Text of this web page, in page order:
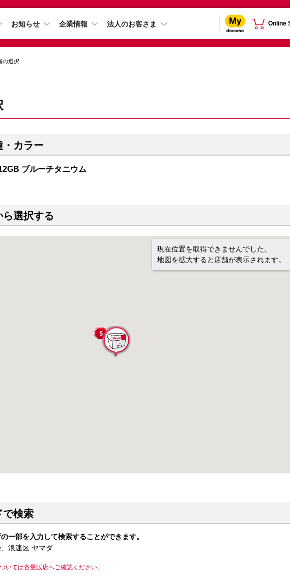
お知らせ 企業情報 法人のお客さま Online
の選択
・カラー
ブルーチタニウム
ら選択する
現在位置を取得できませんでした。
地図を拡大すると店舗が表示されます。
で検索
一部を入力して検索することができます。
浪速区 ヤマダ
いては各量販店へご確認ください。